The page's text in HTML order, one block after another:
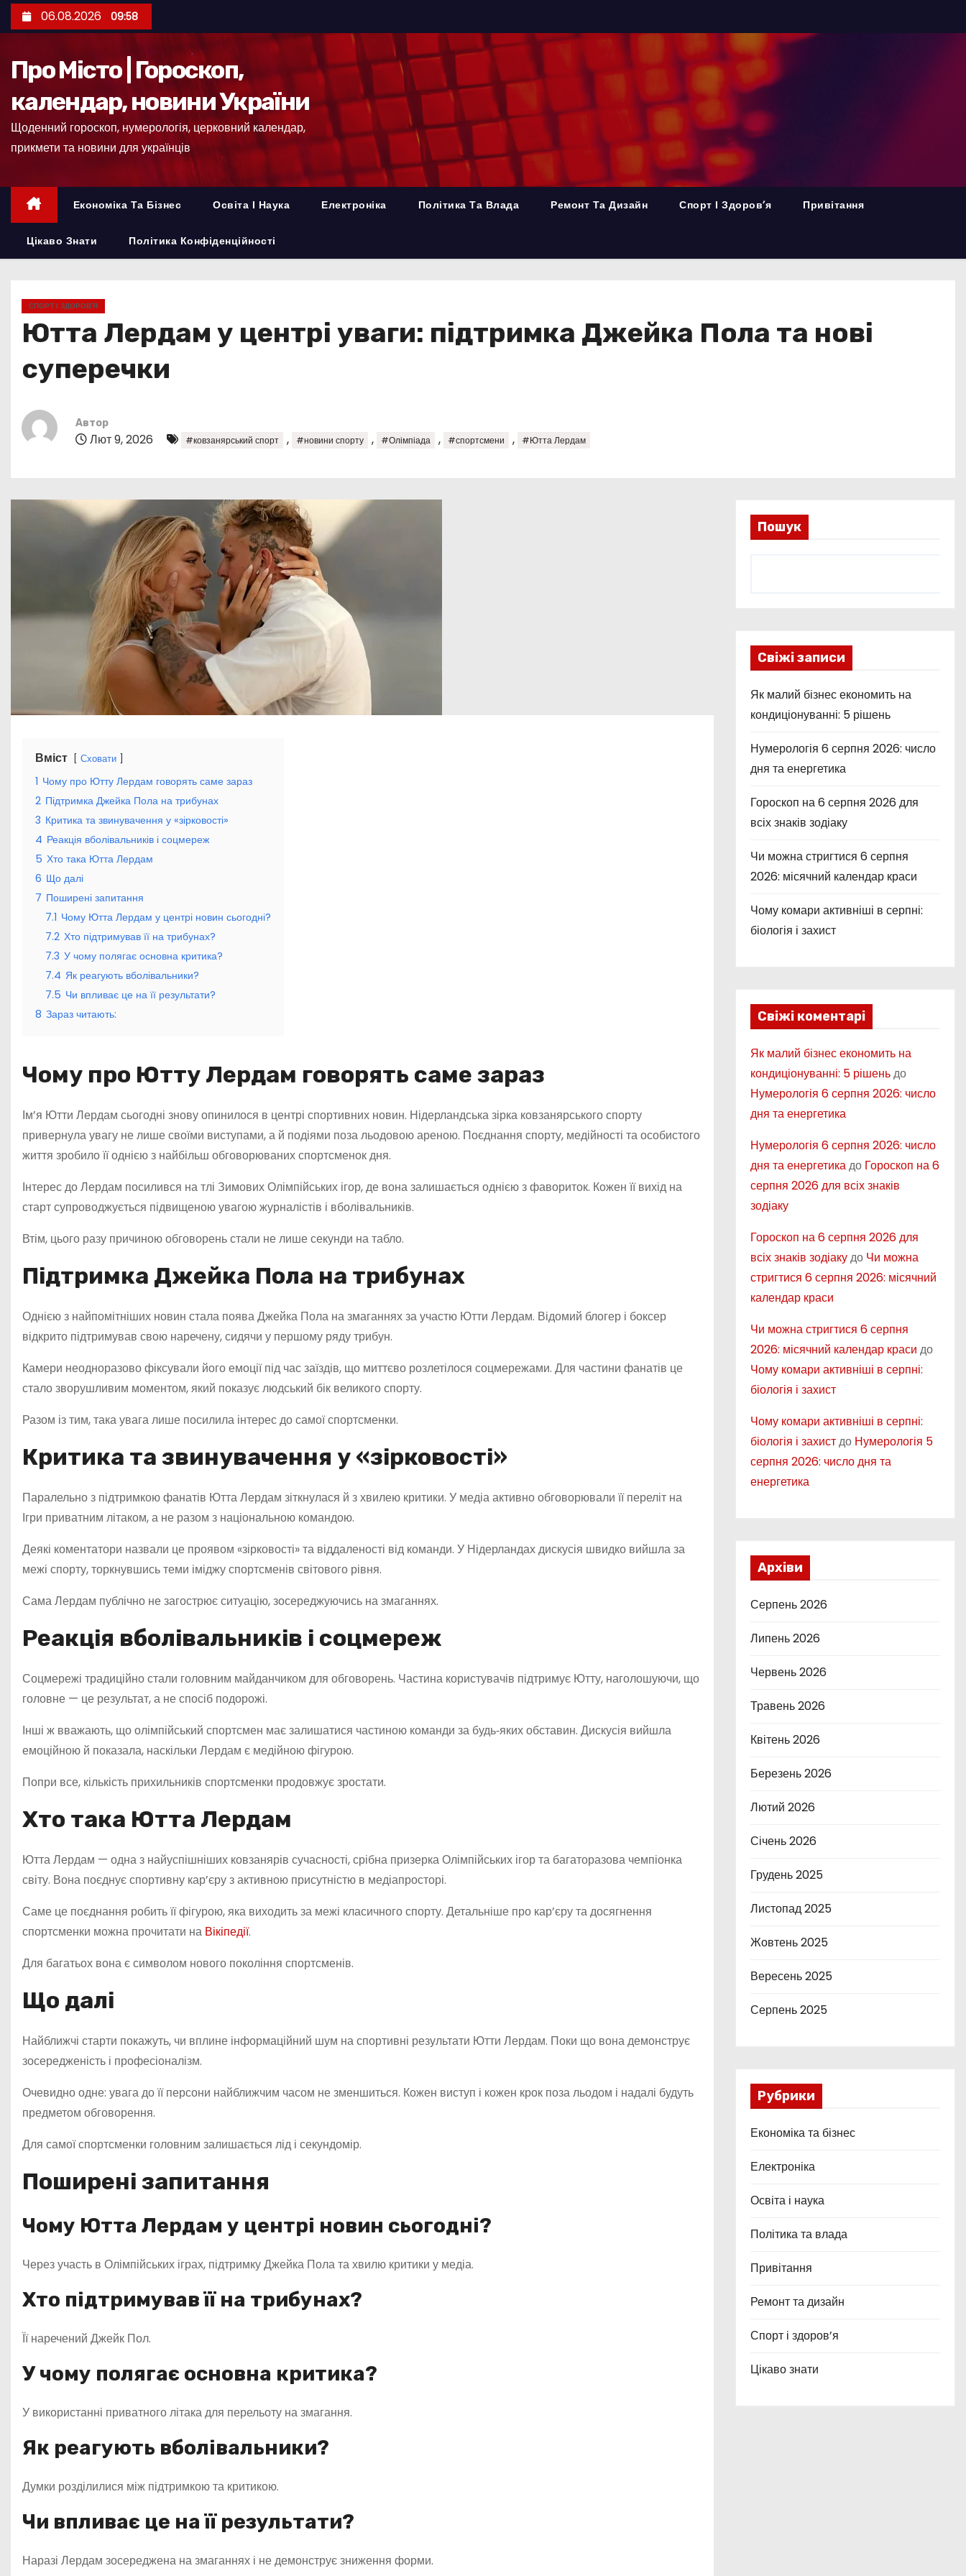
е
к
06.08.2026 09:58
Про Місто | Гороскоп,
календар, новини України
Щоденний гороскоп, нумерологія, церковний календар,
прикмети та новини для українців
Економіка Та Бізнес Освіта І Наука Електроніка Політика Та Влада Ремонт Та Дизайн Спорт І Здоров’я Привітання
Цікаво Знати Політика Конфіденційності
СПОРТ І ЗДОРОВ’Я
Ютта Лердам у центрі уваги: підтримка Джейка Пола та нові
суперечки
Автор
Лют 9, 2026 #ковзанярський спорт , #новини спорту , #Олімпіада , #спортсмени , #Ютта Лердам
Вміст Сховати
1 Чому про Ютту Лердам говорять саме зараз
2 Підтримка Джейка Пола на трибунах
3 Критика та звинувачення у «зірковості»
4 Реакція вболівальників і соцмереж
5 Хто така Ютта Лердам
6 Що далі
7 Поширені запитання
7.1 Чому Ютта Лердам у центрі новин сьогодні?
7.2 Хто підтримував її на трибунах?
7.3 У чому полягає основна критика?
7.4 Як реагують вболівальники?
7.5 Чи впливає це на її результати?
8 Зараз читають:
Чому про Ютту Лердам говорять саме зараз
Ім’я Ютти Лердам сьогодні знову опинилося в центрі спортивних новин. Нідерландська зірка ковзанярського спорту
привернула увагу не лише своїми виступами, а й подіями поза льодовою ареною. Поєднання спорту, медійності та особистого
життя зробило її однією з найбільш обговорюваних спортсменок дня.
Інтерес до Лердам посилився на тлі Зимових Олімпійських ігор, де вона залишається однією з фавориток. Кожен її вихід на
старт супроводжується підвищеною увагою журналістів і вболівальників.
Втім, цього разу причиною обговорень стали не лише секунди на табло.
Підтримка Джейка Пола на трибунах
Однією з найпомітніших новин стала поява Джейка Пола на змаганнях за участю Ютти Лердам. Відомий блогер і боксер
відкрито підтримував свою наречену, сидячи у першому ряду трибун.
Камери неодноразово фіксували його емоції під час заїздів, що миттєво розлетілося соцмережами. Для частини фанатів це
стало зворушливим моментом, який показує людський бік великого спорту.
Разом із тим, така увага лише посилила інтерес до самої спортсменки.
Критика та звинувачення у «зірковості»
Паралельно з підтримкою фанатів Ютта Лердам зіткнулася й з хвилею критики. У медіа активно обговорювали її переліт на
Ігри приватним літаком, а не разом з національною командою.
Деякі коментатори назвали це проявом «зірковості» та віддаленості від команди. У Нідерландах дискусія швидко вийшла за
межі спорту, торкнувшись теми іміджу спортсменів світового рівня.
Сама Лердам публічно не загострює ситуацію, зосереджуючись на змаганнях.
Реакція вболівальників і соцмереж
Соцмережі традиційно стали головним майданчиком для обговорень. Частина користувачів підтримує Ютту, наголошуючи, що
головне — це результат, а не спосіб подорожі.
Інші ж вважають, що олімпійський спортсмен має залишатися частиною команди за будь‑яких обставин. Дискусія вийшла
емоційною й показала, наскільки Лердам є медійною фігурою.
Попри все, кількість прихильників спортсменки продовжує зростати.
Хто така Ютта Лердам
Ютта Лердам — одна з найуспішніших ковзанярів сучасності, срібна призерка Олімпійських ігор та багаторазова чемпіонка
світу. Вона поєднує спортивну кар’єру з активною присутністю в медіапросторі.
Саме це поєднання робить її фігурою, яка виходить за межі класичного спорту. Детальніше про кар’єру та досягнення
спортсменки можна прочитати на Вікіпедії.
Для багатьох вона є символом нового покоління спортсменів.
Що далі
Найближчі старти покажуть, чи вплине інформаційний шум на спортивні результати Ютти Лердам. Поки що вона демонструє
зосередженість і професіоналізм.
Очевидно одне: увага до її персони найближчим часом не зменшиться. Кожен виступ і кожен крок поза льодом і надалі будуть
предметом обговорення.
Для самої спортсменки головним залишається лід і секундомір.
Поширені запитання
Чому Ютта Лердам у центрі новин сьогодні?
Через участь в Олімпійських іграх, підтримку Джейка Пола та хвилю критики у медіа.
Хто підтримував її на трибунах?
Її наречений Джейк Пол.
У чому полягає основна критика?
У використанні приватного літака для перельоту на змагання.
Як реагують вболівальники?
Думки розділилися між підтримкою та критикою.
Чи впливає це на її результати?
Наразі Лердам зосереджена на змаганнях і не демонструє зниження форми.
Пошук
Свіжі записи
Як малий бізнес економить на
кондиціонуванні: 5 рішень
Нумерологія 6 серпня 2026: число
дня та енергетика
Гороскоп на 6 серпня 2026 для
всіх знаків зодіаку
Чи можна стригтися 6 серпня
2026: місячний календар краси
Чому комари активніші в серпні:
біологія і захист
Свіжі коментарі
Як малий бізнес економить на
кондиціонуванні: 5 рішеньдо
Нумерологія 6 серпня 2026: число
дня та енергетика
Нумерологія 6 серпня 2026: число
дня та енергетикадо Гороскоп на 6
серпня 2026 для всіх знаків
зодіаку
Гороскоп на 6 серпня 2026 для
всіх знаків зодіакудо Чи можна
стригтися 6 серпня 2026: місячний
календар краси
Чи можна стригтися 6 серпня
2026: місячний календар краси до
Чому комари активніші в серпні:
біологія і захист
Чому комари активніші в серпні:
біологія і захистдо Нумерологія 5
серпня 2026: число дня та
енергетика
Архіви
Серпень 2026
Липень 2026
Червень 2026
Травень 2026
Квітень 2026
Березень 2026
Лютий 2026
Січень 2026
Грудень 2025
Листопад 2025
Жовтень 2025
Вересень 2025
Серпень 2025
Рубрики
Економіка та бізнес
Електроніка
Освіта і наука
Політика та влада
Привітання
Ремонт та дизайн
Спорт і здоров’я
Цікаво знати